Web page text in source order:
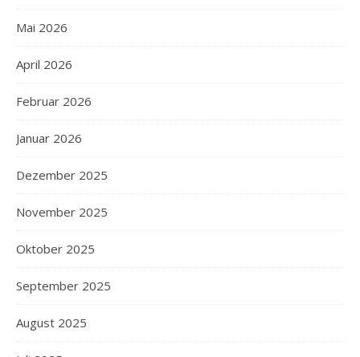
Mai 2026
April 2026
Februar 2026
Januar 2026
Dezember 2025
November 2025
Oktober 2025
September 2025
August 2025